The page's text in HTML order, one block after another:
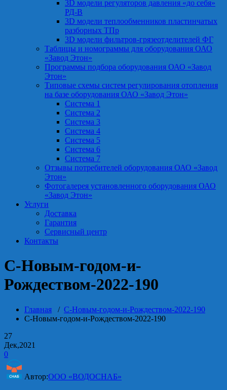
3D модели регуляторов давления «до себя»
РД-В
3D модели теплообменников пластинчатых
разборных ТПр
3D модели фильтров-грязеотделителей ФГ
Таблицы и номограммы для оборудования ОАО
«Завод Этон»
Программы подбора оборудования ОАО «Завод
Этон»
Типовые схемы систем регулирования отопления
на базе оборудования ОАО «Завод Этон»
Система 1
Система 2
Система 3
Система 4
Система 5
Система 6
Система 7
Отзывы потребителей оборудования ОАО «Завод
Этон»
Фотогалерея установленного оборудования ОАО
«Завод Этон»
Услуги
Доставка
Гарантия
Сервисный центр
Контакты
С-Новым-годом-и-
Рождеством-2022-190
Главная / С-Новым-годом-и-Рождеством-2022-190
С-Новым-годом-и-Рождеством-2022-190
27
Дек,2021
0
Автор:ООО «ВОДОСНАБ»